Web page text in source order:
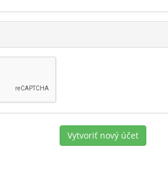
Vytvoriť nový účet